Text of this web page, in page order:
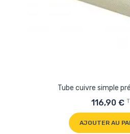
Tube cuivre simple
116,90 €
AJOUTER AU